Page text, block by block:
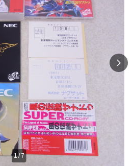
1/7